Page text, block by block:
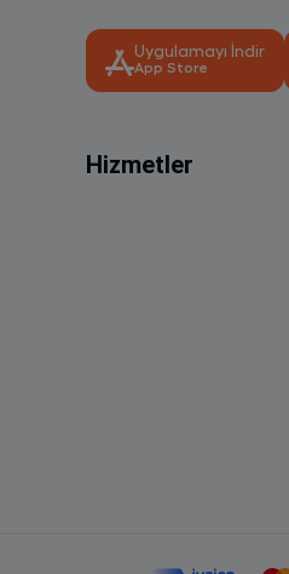
Uygulamayı İndir
App Store
Hizmetler